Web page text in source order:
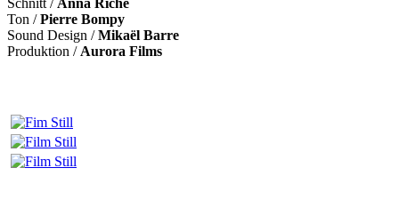
Ton /Pierre Bompy
Sound Design /Mikaël Barre
Produktion / Aurora Films